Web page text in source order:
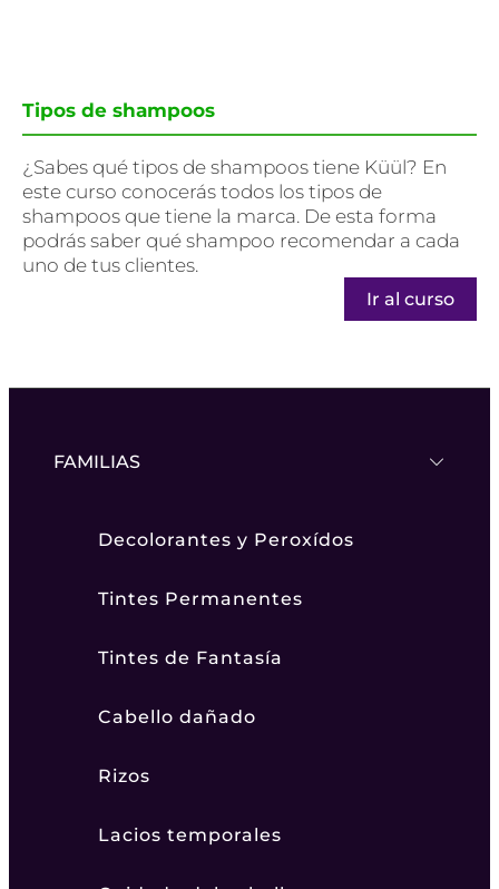
Tipos de shampoos
¿Sabes qué tipos de shampoos tiene Küül? En
este curso conocerás todos los tipos de
shampoos que tiene la marca. De esta forma
podrás saber qué shampoo recomendar a cada
uno de tus clientes.
Ir al curso
FAMILIAS
Decolorantes y Peroxídos
Tintes Permanentes
Tintes de Fantasía
Cabello dañado
Rizos
Lacios temporales